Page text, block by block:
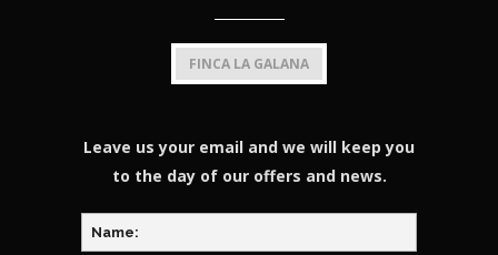
FINCA LA GALANA
Leave us your email and we will keep you
to the day of our offers and news.